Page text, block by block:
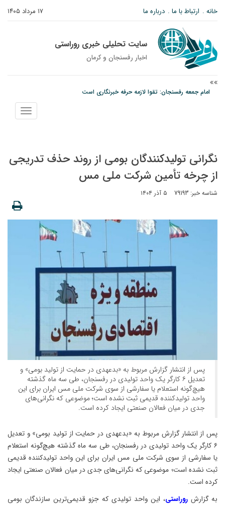
۱۷ مرداد ۱۴۰۵ خانه ارتباط با ما درباره ما
سایت تحلیلی خبری روراستی
اخبار رفسنجان و كرمان
امام جمعه رفسنجان: تقوا لازمه حرفه خبرنگاری است
پیش‌بینی هواشناسی برای استان کرمان؛ از وزش باد و گردوخاک تا رگبار و رعدوبرق
نمایش
منو
نگرانی تولیدکنندگان بومی از روند حذف تدریجی
از چرخه تأمین شرکت ملی مس
شناسه خبر: 79193 ۵ آذر ۱۴۰۴
پس از انتشار گزارش مربوط به «بدعهدی در حمایت از تولید بومی» و
تعدیل ۶ کارگر یک واحد تولیدی در رفسنجان، طی سه ماه گذشته
هیچ‌گونه استعلام یا سفارشی از سوی شرکت ملی مس ایران برای این
واحد تولیدکننده قدیمی ثبت نشده است؛ موضوعی که نگرانی‌های
جدی در میان فعالان صنعتی ایجاد کرده است.
پس از انتشار گزارش مربوط به «بدعهدی در حمایت از تولید بومی» و تعدیل
۶ کارگر یک واحد تولیدی در رفسنجان، طی سه ماه گذشته هیچ‌گونه استعلام
یا سفارشی از سوی شرکت ملی مس ایران برای این واحد تولیدکننده قدیمی
ثبت نشده است؛ موضوعی که نگرانی‌های جدی در میان فعالان صنعتی ایجاد
کرده است.
به گزارش روراستی، این واحد تولیدی که جزو قدیمی‌ترین سازندگان بومی